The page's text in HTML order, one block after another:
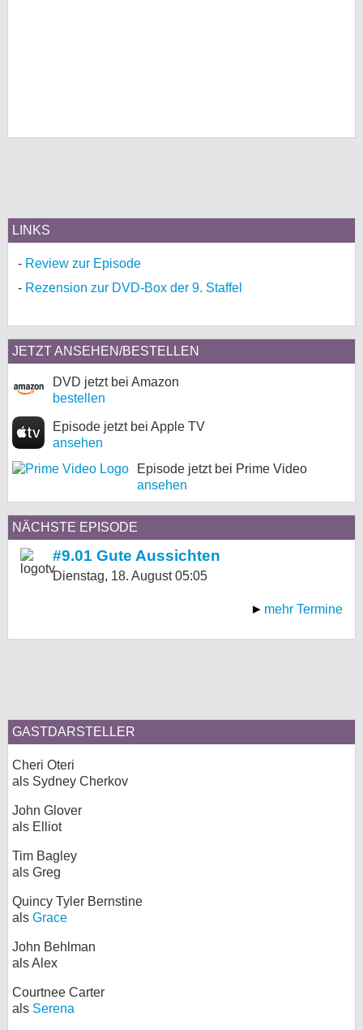
LINKS
Review zur Episode
Rezension zur DVD-Box der 9. Staffel
JETZT ANSEHEN/BESTELLEN
DVD jetzt bei Amazon
bestellen
Episode jetzt bei Apple TV
ansehen
Episode jetzt bei Prime Video
ansehen
NÄCHSTE EPISODE
#9.01 Gute Aussichten
Dienstag, 18. August05:05
mehr Termine
GASTDARSTELLER
Cheri Oteri
als Sydney Cherkov
John Glover
als Elliot
Tim Bagley
als Greg
Quincy Tyler Bernstine
als Grace
John Behlman
als Alex
Courtnee Carter
als Serena